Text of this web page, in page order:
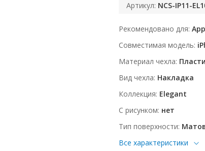
Артикул: NCS-IP11-
Рекомендовано для
Совместимая модель
Материал чехла
Вид чехла Накладка
Коллекция Elegant
С рисунком нет
Тип поверхности
Все характеристики